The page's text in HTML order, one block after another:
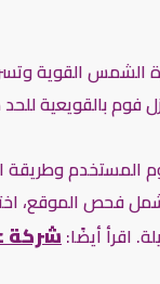
الشمس القوية
فوم بالقويعية
وطريقة
الموقع،
اقرأ أيضًا:شركة